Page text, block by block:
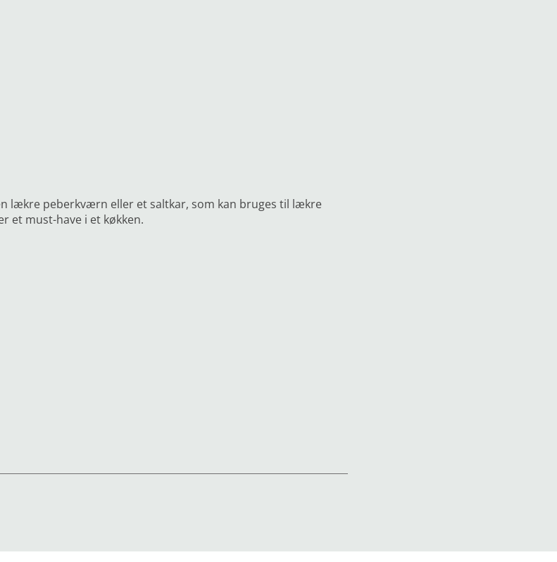
lækre peberkværn eller et saltkar, som kan bruges til lækre
et must-have i et køkken.